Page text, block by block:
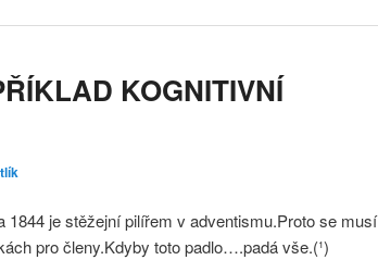
KOGNITIVNÍ
1844 je stěžejní pilířem v adventismu.Proto se musí
pro členy.Kdyby toto padlo….padá vše.(¹)